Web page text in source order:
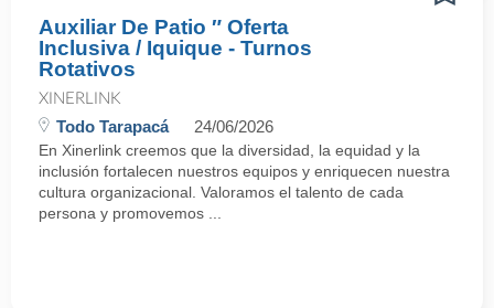
Auxiliar De Patio ″ Oferta
Inclusiva / Iquique - Turnos
Rotativos
XINERLINK
Todo Tarapacá 24/06/2026
En Xinerlink creemos que la diversidad, la equidad y la
inclusión fortalecen nuestros equipos y enriquecen nuestra
cultura organizacional. Valoramos el talento de cada
persona y promovemos ...